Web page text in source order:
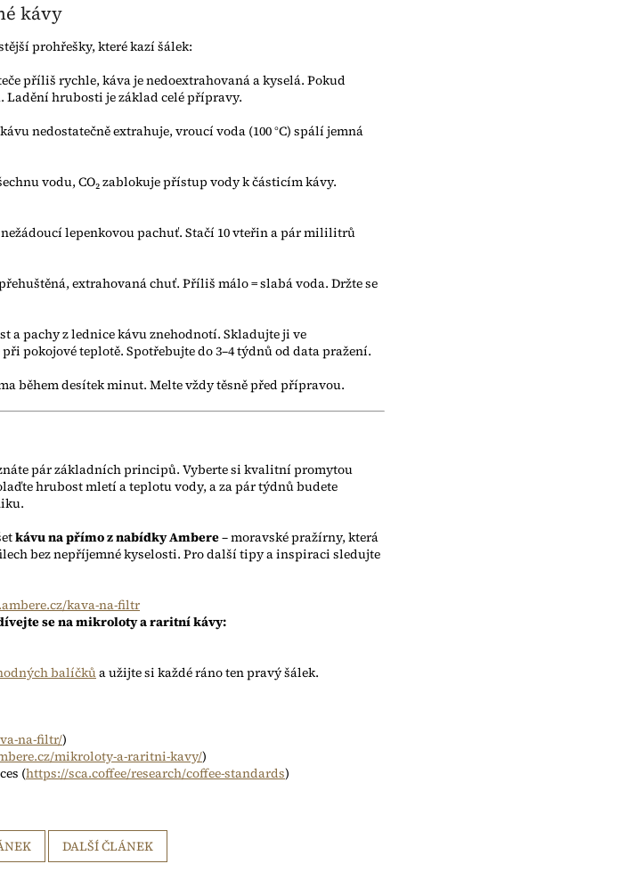
kávy
prohřešky, které kazí šálek:
příliš rychle, káva je nedoextrahovaná a kyselá. Pokud
Ladění hrubosti je základ celé přípravy.
nedostatečně extrahuje, vroucí voda (100 °C) spálí jemná
vodu, CO₂ zablokuje přístup vody k částicím kávy.
lepenkovou pachuť. Stačí 10 vteřin a pár mililitrů
extrahovaná chuť. Příliš málo = slabá voda. Držte se
a pachy z lednice kávu znehodnotí. Skladujte ji ve
pokojové teplotě. Spotřebujte do 3–4 týdnů od data pražení.
během desítek minut. Melte vždy těsně před přípravou.
pár základních principů. Vyberte si kvalitní promytou
hrubost mletí a teplotu vody, a za pár týdnů budete
kávu na přímo z nabídky Ambere– moravské pražírny, která
bez nepříjemné kyselosti. Pro další tipy a inspiraci sledujte
kava-na-filtr
se na mikroloty a raritní kávy:
balíčkůa užijte si každé ráno ten pravý šálek.
na-filtr/)
mikroloty-a-raritni-kavy/)
(https://sca.coffee/research/coffee-standards)
DALŠÍ ČLÁNEK